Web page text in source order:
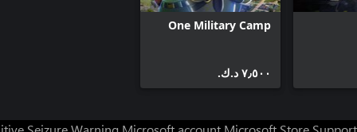
One Military Camp
٧٫٥٠٠ د.ك.‏